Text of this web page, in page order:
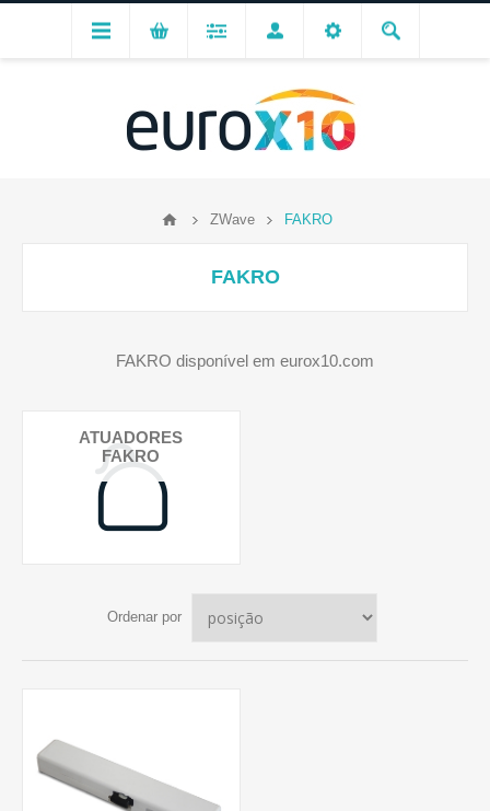
ZWave FAKRO
FAKRO
FAKRO disponível em eurox10.com
ATUADORES
FAKRO
Ordenar por